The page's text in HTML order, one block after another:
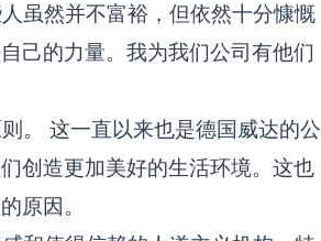
虽然并不富裕，但依然十分慷慨
己的力量。我为我们公司有他们
。 这一直以来也是德国威达的公
创造更加美好的生活环境。这也
原因。